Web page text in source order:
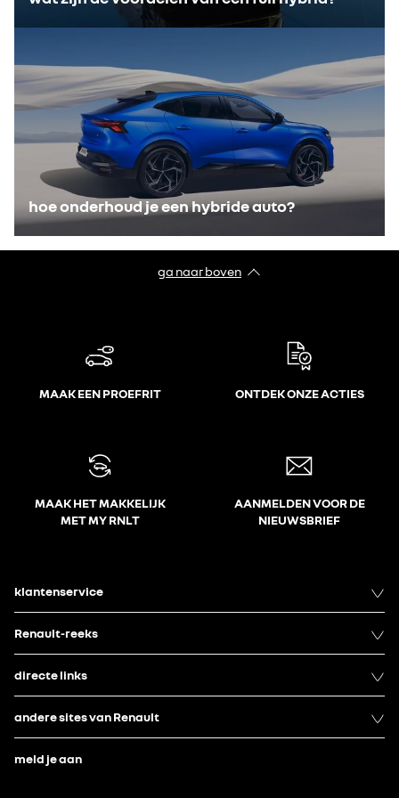
hoe onderhoud je een hybride auto?
ga naar boven
MAAK EEN PROEFRIT ONTDEK ONZE ACTIES
MAAK HET MAKKELIJK
MET MY RNLT
AANMELDEN VOOR DE
NIEUWSBRIEF
klantenservice
Renault-reeks
directe links
andere sites van Renault
meld je aan